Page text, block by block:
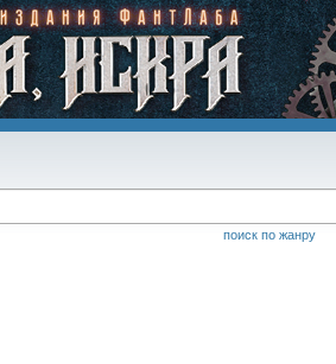
поиск по жанру